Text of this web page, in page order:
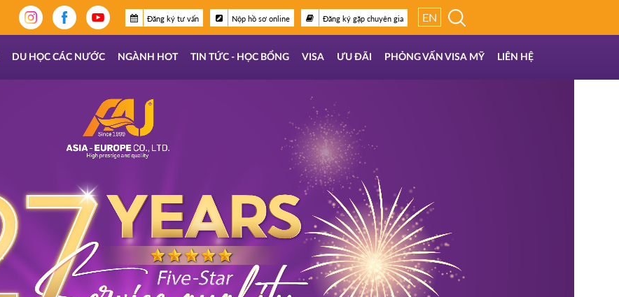
Đăng ký tư vấn Nộp hồ sơ online Đăng ký gặp chuyên gia EN
DU HỌC CÁC NƯỚC NGÀNH HOT TIN TỨC - HỌC BỔNG VISA ƯU ĐÃI PHỎNG VẤN VISA MỸ LIÊN HỆ